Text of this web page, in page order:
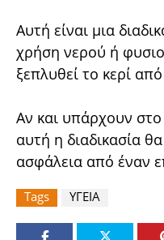
Αυτή είναι μια
χρήση νερού ή
ξεπλυθεί το κερί
Αν και υπάρχουν στο
αυτή η διαδικασία
ασφάλεια από έναν
Tags ΥΓΕΙΑ